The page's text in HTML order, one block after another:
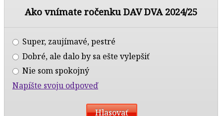
Ako vnímate ročenku DAV DVA 2024/25
Super, zaujímavé, pestré
Dobré, ale dalo by sa ešte vylepšiť
Nie som spokojný
Napíšte svoju odpoveď